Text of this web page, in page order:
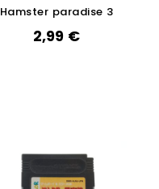
Hamster paradise 3
2,99 €